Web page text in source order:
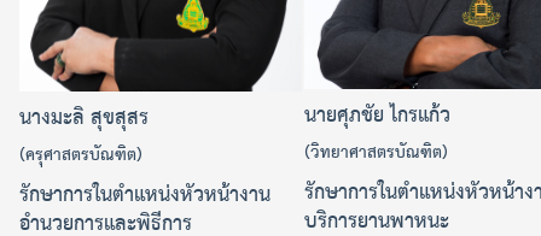
นางมะลิ สุขสุสร
(ครุศาสตรบัณฑิต)
รักษาการในตำแหน่งหัวหน้างาน
อำนวยการและพิธีการ
นายศุภชัย ไกรแก้ว
(วิทยาศาสตรบัณฑิต)
รักษาการในตำแหน่งหัวหน้าง
บริการยานพาหนะ